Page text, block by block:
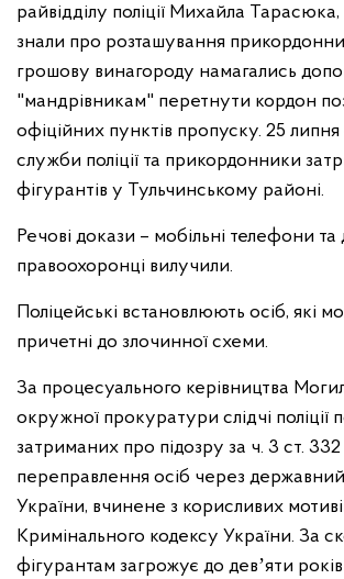
райвідділу поліції Михайла Тарасюка,
знали про розташування
грошову винагороду намагались
"мандрівникам" перетнути кордон
офіційних пунктів пропуску. 25
служби поліції та прикордонники
фігурантів у Тульчинському районі.
Речові докази – мобільні телефони та
правоохоронці вилучили.
Поліцейські встановлюють осіб, які
причетні до злочинної схеми.
За процесуального керівництва
окружної прокуратури слідчі поліції
затриманих про підозру за ч. 3 ст.
переправлення осіб через
України, вчинене з корисливих
Кримінального кодексу України. За
фігурантам загрожує до девʼяти